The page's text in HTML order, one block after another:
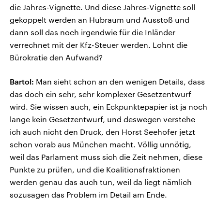
die Jahres-Vignette. Und diese Jahres-Vignette soll
gekoppelt werden an Hubraum und Ausstoß und
dann soll das noch irgendwie für die Inländer
verrechnet mit der Kfz-Steuer werden. Lohnt die
Bürokratie den Aufwand?
Bartol: Man sieht schon an den wenigen Details, dass
das doch ein sehr, sehr komplexer Gesetzentwurf
wird. Sie wissen auch, ein Eckpunktepapier ist ja noch
lange kein Gesetzentwurf, und deswegen verstehe
ich auch nicht den Druck, den Horst Seehofer jetzt
schon vorab aus München macht. Völlig unnötig,
weil das Parlament muss sich die Zeit nehmen, diese
Punkte zu prüfen, und die Koalitionsfraktionen
werden genau das auch tun, weil da liegt nämlich
sozusagen das Problem im Detail am Ende.